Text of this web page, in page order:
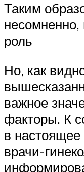
Таким
несомненно,
роль
Но, как
важное
факторы. К
в
врачи-